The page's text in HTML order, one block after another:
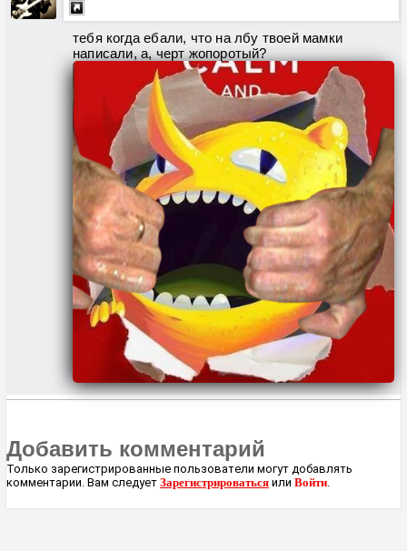
тебя когда ебали, что на лбу твоей мамки
написали, а, черт жопоротый?
Добавить комментарий
Только зарегистрированные пользователи могут добавлять
комментарии. Вам следует Зарегистрироваться или Войти.